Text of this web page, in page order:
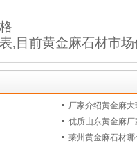
,目前黄金麻石材市
厂家介绍黄金麻
优质山东黄金麻厂
莱州黄金麻石材哪